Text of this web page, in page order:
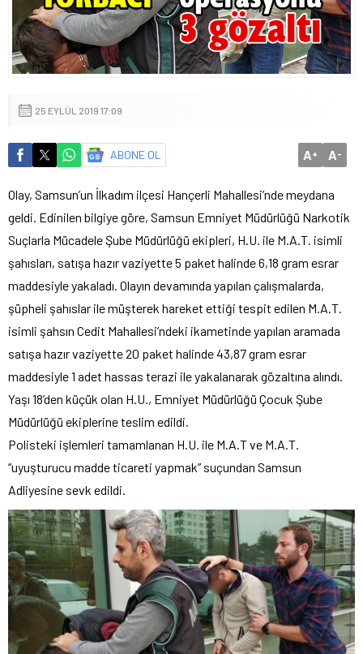
25 EYLÜL 2019 17:09
ABONE OL A+ A-
Olay, Samsun’un İlkadım ilçesi Hançerli Mahallesi’nde meydana
geldi. Edinilen bilgiye göre, Samsun Emniyet Müdürlüğü Narkotik
Suçlarla Mücadele Şube Müdürlüğü ekipleri, H.U. ile M.A.T. isimli
şahısları, satışa hazır vaziyette 5 paket halinde 6,18 gram esrar
maddesiyle yakaladı. Olayın devamında yapılan çalışmalarda,
şüpheli şahıslar ile müşterek hareket ettiği tespit edilen M.A.T.
isimli şahsın Cedit Mahallesi’ndeki ikametinde yapılan aramada
satışa hazır vaziyette 20 paket halinde 43,87 gram esrar
maddesiyle 1 adet hassas terazi ile yakalanarak gözaltına alındı.
Yaşı 18’den küçük olan H.U., Emniyet Müdürlüğü Çocuk Şube
Müdürlüğü ekiplerine teslim edildi.
Polisteki işlemleri tamamlanan H.U. ile M.A.T ve M.A.T.
“uyuşturucu madde ticareti yapmak” suçundan Samsun
Adliyesine sevk edildi.